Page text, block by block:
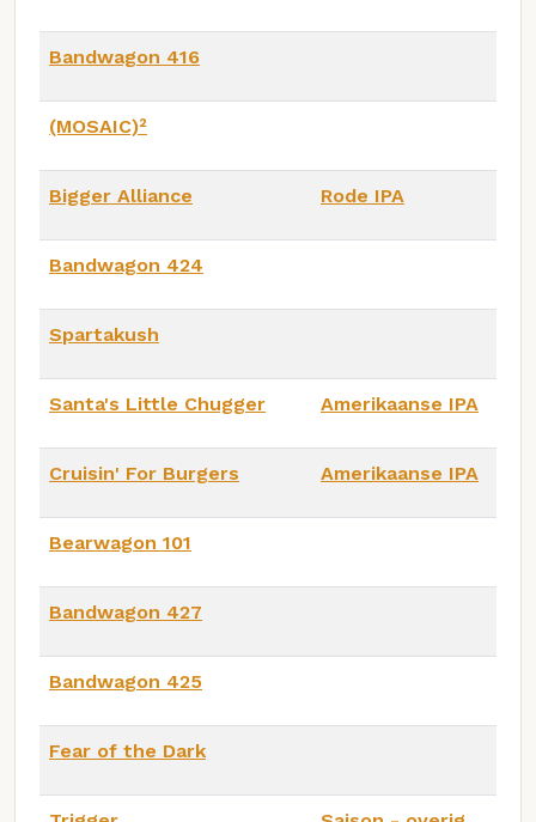
Bandwagon 416
(MOSAIC)²
Bigger Alliance Rode IPA
Bandwagon 424
Spartakush
Santa's Little Chugger Amerikaanse IPA
Cruisin' For Burgers Amerikaanse IPA
Bearwagon 101
Bandwagon 427
Bandwagon 425
Fear of the Dark